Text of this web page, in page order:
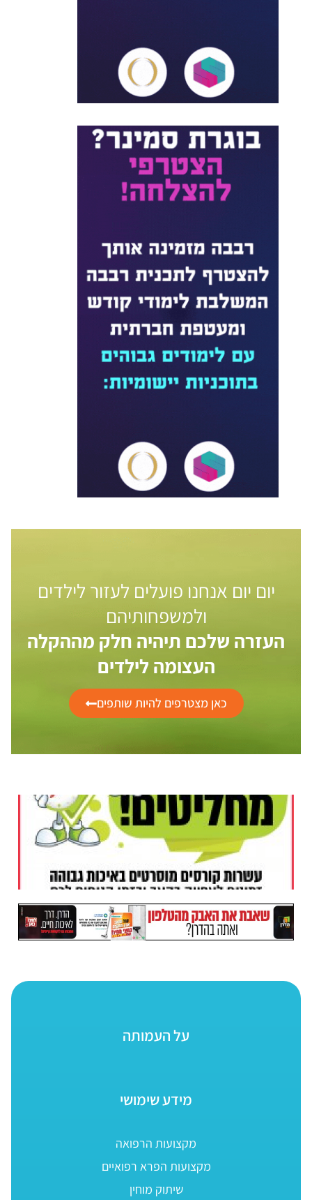
יום יום אנחנו פועלים לעזור לילדים
ולמשפחותיהם
העזרה שלכם תיהיה חלק מההקלה
העצומה לילדים
כאן מצטרפים להיות שותפים
על העמותה
מידע שימושי
מקצועות הרפואה
מקצועות הפרא רפואיים
שיתוק מוחין